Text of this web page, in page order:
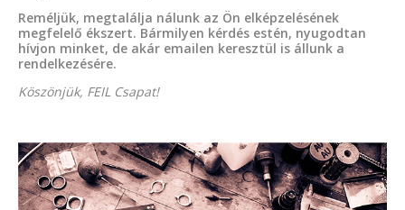
Reméljük, megtalálja nálunk az Ön elképzelésének
megfelelő ékszert. Bármilyen kérdés estén, nyugodtan
hívjon minket, de akár emailen keresztül is állunk a
rendelkezésére.
Köszönjük, FEIL Csapat!